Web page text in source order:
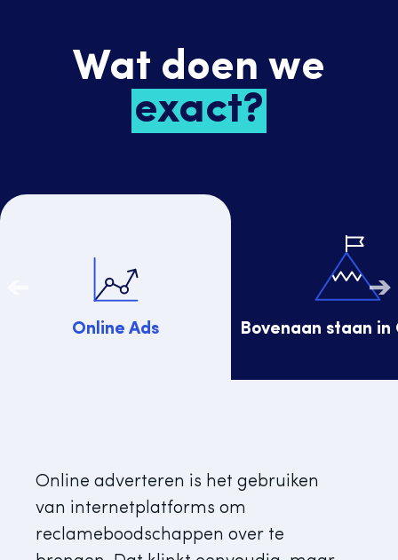
Wat doen we
exact?
Online Ads Bovenaan staan in
Online adverteren is het gebruiken
van internetplatforms om
reclameboodschappen over te